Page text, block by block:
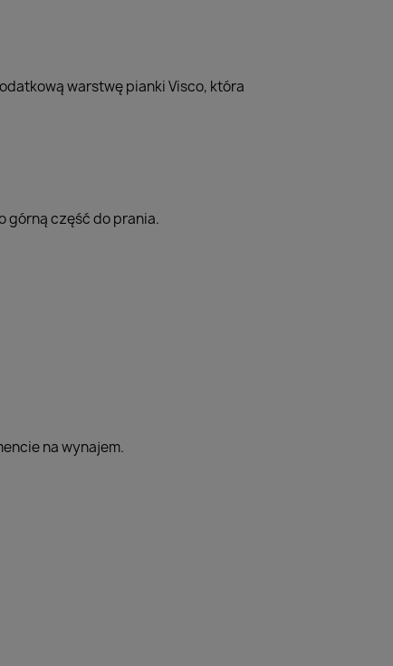
warstwę pianki Visco, która
górną część do prania.
na wynajem.